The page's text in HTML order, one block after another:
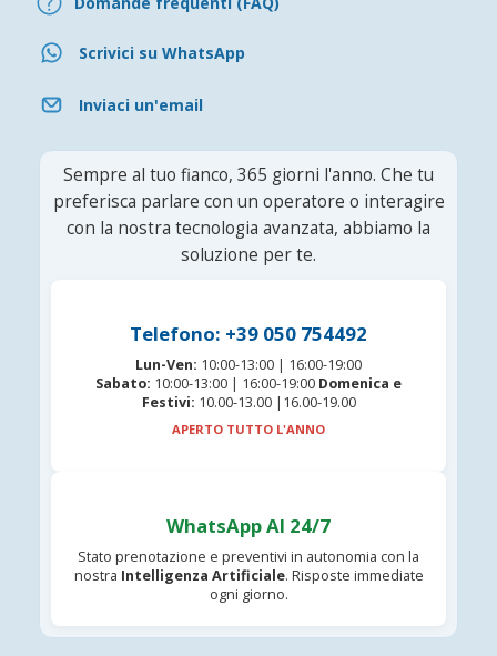
Scrivici su WhatsApp
Inviaci un'email
Sempre al tuo fianco, 365 giorni l'anno. Che tu
preferisca parlare con un operatore o interagire
con la nostra tecnologia avanzata, abbiamo la
soluzione per te.
Telefono: +39 050 754492
Lun-Ven: 10:00-13:00 | 16:00-19:00
Sabato: 10:00-13:00 | 16:00-19:00 Domenica e
Festivi: 10.00-13.00 |16.00-19.00
APERTO TUTTO L'ANNO
WhatsApp AI 24/7
Stato prenotazione e preventivi in autonomia con la
nostra Intelligenza Artificiale. Risposte immediate
ogni giorno.